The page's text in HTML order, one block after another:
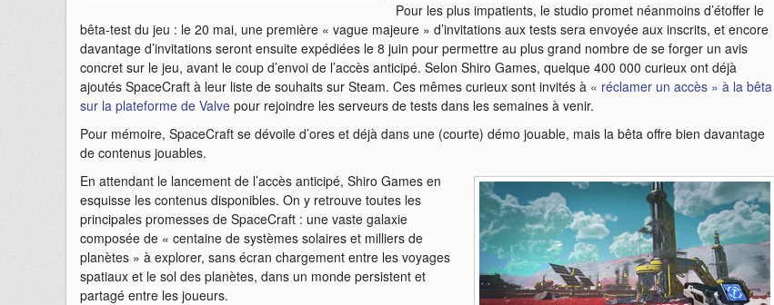
Pour les plus impatients, le studio promet néanmoins d’étoffer le
bêta-test du jeu : le 20 mai, une première « vague majeure » d’invitations aux tests sera envoyée aux inscrits, et encore
davantage d’invitations seront ensuite expédiées le 8 juin pour permettre au plus grand nombre de se forger un avis
concret sur le jeu, avant le coup d’envoi de l’accès anticipé. Selon Shiro Games, quelque 400 000 curieux ont déjà
ajoutés SpaceCraft à leur liste de souhaits sur Steam. Ces mêmes curieux sont invités à « réclamer un accès » à la bêta
sur la plateforme de Valve pour rejoindre les serveurs de tests dans les semaines à venir.
Pour mémoire, SpaceCraft se dévoile d’ores et déjà dans une (courte) démo jouable, mais la bêta offre bien davantage
de contenus jouables.
En attendant le lancement de l’accès anticipé, Shiro Games en
esquisse les contenus disponibles. On y retrouve toutes les
principales promesses de SpaceCraft : une vaste galaxie
composée de « centaine de systèmes solaires et milliers de
planètes » à explorer, sans écran chargement entre les voyages
spatiaux et le sol des planètes, dans un monde persistent et
partagé entre les joueurs.